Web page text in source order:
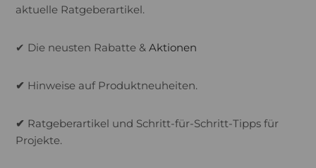
aktuelle Ratgeberartikel.
✔ Die neusten Rabatte &Aktionen
✔ Hinweise auf Produktneuheiten.
✔ Ratgeberartikel und Schritt-für-Schritt-Tipps für
Projekte.